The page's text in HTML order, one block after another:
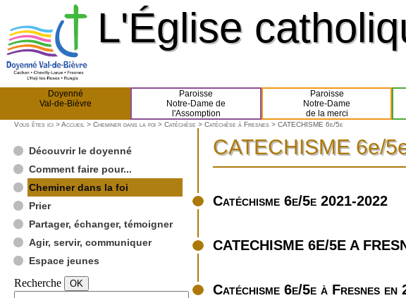
L'Église
L'Église
Doyenné
Val-de-Bièvre
Paroisse
Notre-Dame de
l'Assomption
Paroisse
Notre-Dame
de la merci
Vous êtes ici >Accueil > Cheminer dans la foi > Catéchèse > Catéchèse à Fresnes > CATECHISME 6e/5e
Découvrir le doyenné
Comment faire pour...
Cheminer dans la foi
Prier
Partager, échanger, témoigner
Agir, servir, communiquer
Espace jeunes
Recherche
CATECHISME 6e/
CATECHISME 6e/
Catéchisme 6e/5e 2021-2022
CATECHISME 6E/5E A
Catéchisme 6e/5e à Fresnes en